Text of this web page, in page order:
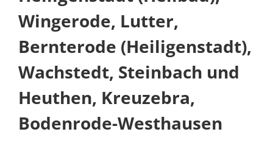
Wingerode, Lutter,
Bernterode (Heiligenstadt),
Wachstedt, Steinbach und
Heuthen, Kreuzebra,
Bodenrode-Westhausen